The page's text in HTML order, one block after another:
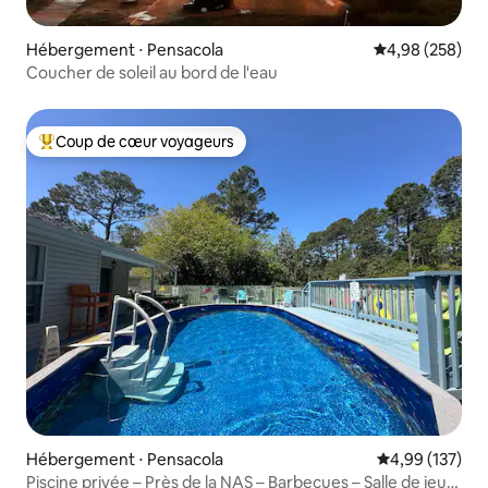
Hébergement ⋅ Pensacola Évaluation
4,98 (258)
Coucher de soleil au bord de l'eau
Coups de cœur voyageurs les plus appréciés
Coup de cœur voyageurs
Hébergement ⋅ Pensacola Évaluation
4,99 (137)
Piscine privée – Près de la NAS – Barbecues – Salle de jeux